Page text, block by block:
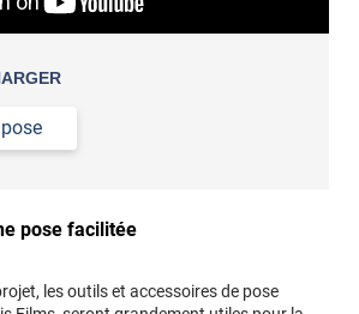
pose facilitée
les outils et accessoires de pose